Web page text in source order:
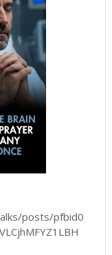
posts/pfbid0